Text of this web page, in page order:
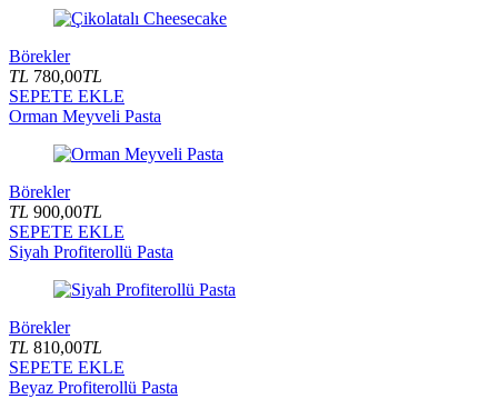
Börekler
TL 780,00TL
SEPETE EKLE
Orman Meyveli Pasta
Börekler
TL 900,00TL
SEPETE EKLE
Siyah Profiterollü Pasta
Börekler
TL 810,00TL
SEPETE EKLE
Beyaz Profiterollü Pasta